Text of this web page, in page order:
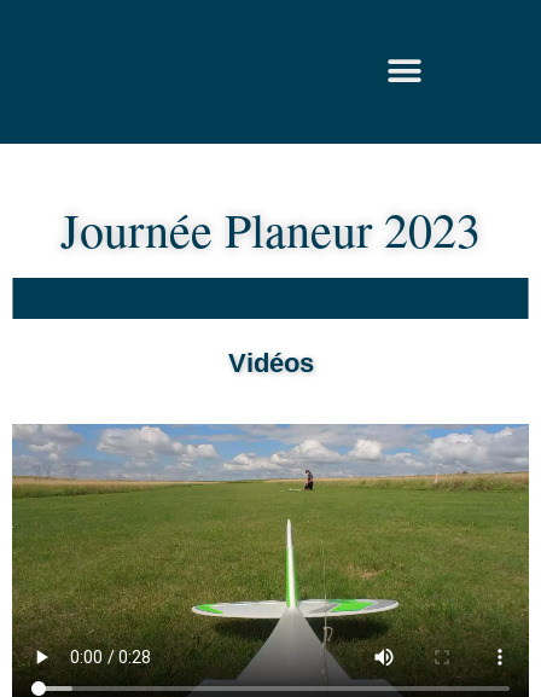
Journée Planeur 2023
Vidéos